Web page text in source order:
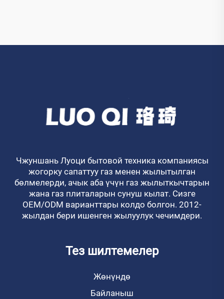
Чжуншань Луоци бытовой техника компаниясы
жогорку сапаттуу газ менен жылытылган
бөлмелерди, ачык аба үчүн газ жылыткычтарын
жана газ плиталарын сунуш кылат. Сизге
OEM/ODM варианттары колдо болгон. 2012-
жылдан бери ишенген жылуулук чечимдери.
Тез шилтемелер
Жөнүндө
Байланыш